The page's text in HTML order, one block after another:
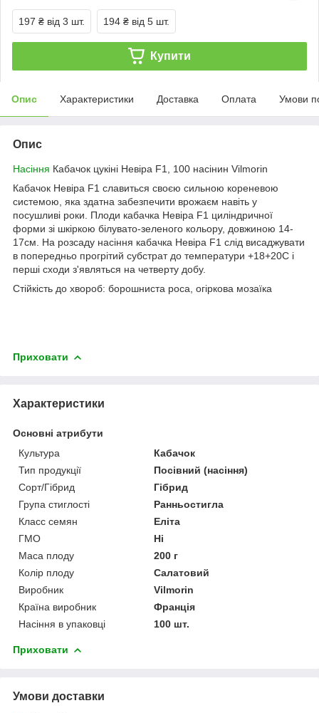
197 ₴ від 3 шт. 194 ₴ від 5 шт.
Купити
Опис Характеристики Доставка Оплата Умови
Опис
Насіння Кабачок цукіні Невіра F1, 100 насінин Vilmorin
Кабачок Невіра F1 славиться своєю сильною кореневою
системою, яка здатна забезпечити врожаєм навіть у
посушливі роки. Плоди кабачка Невіра F1 циліндричної
форми зі шкіркою білувато-зеленого кольору, довжиною 14-
17см. На розсаду насіння кабачка Невіра F1 слід висаджувати
в попередньо прогрітий субстрат до температури +18+20С і
перші сходи з'являться на четверту добу.
Стійкість до хвороб: борошниста роса, огіркова мозаїка
Приховати
Характеристики
Основні атрибути
Культура
Кабачок
Тип продукції
Посівний (насіння)
Сорт/Гібрид
Гібрид
Група стиглості
Ранньостигла
Класс семян
Еліта
ГМО
Ні
Маса плоду
200 г
Колір плоду
Салатовий
Виробник
Vilmorin
Країна виробник
Франція
Насіння в упаковці
100 шт.
Приховати
Умови доставки